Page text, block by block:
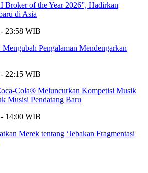
Broker of the Year 2026”, Hadirkan
di Asia
- 23:58 WIB
Pengalaman Mendengarkan
- 22:15 WIB
Cola® Meluncurkan Kompetisi Musik
Musisi Pendatang Baru
- 14:00 WIB
Merek tentang ‘Jebakan Fragmentasi